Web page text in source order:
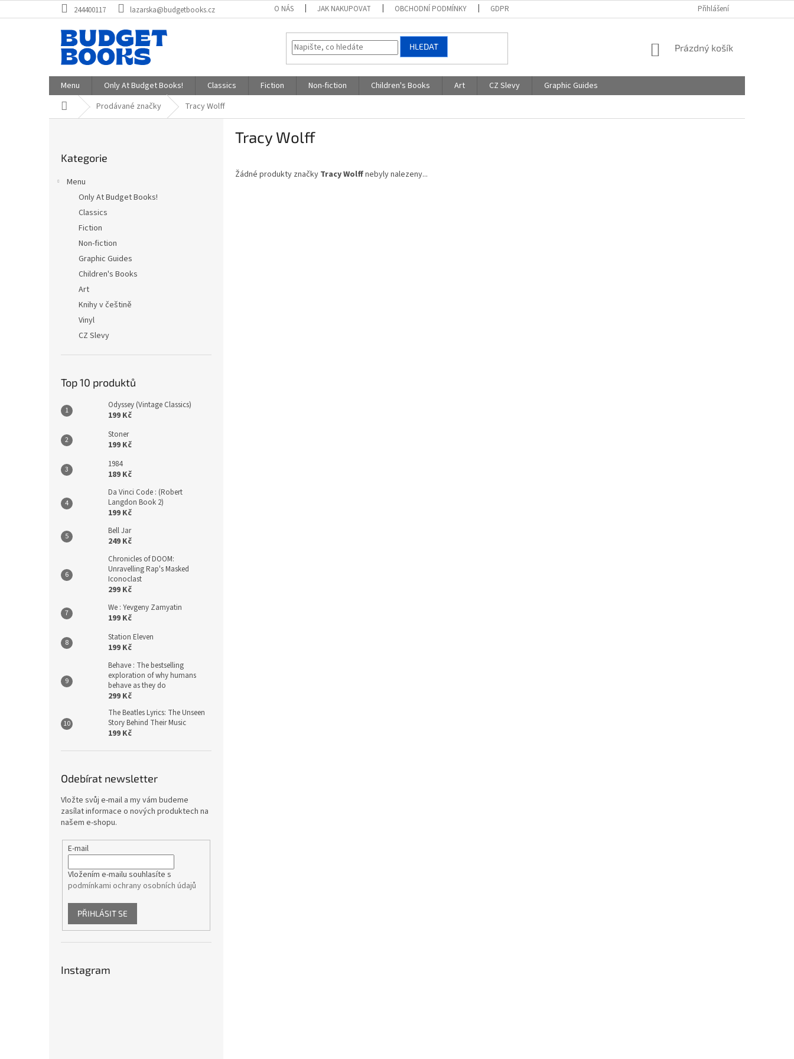
na
244400117 lazarska@budgetbooks.cz O NÁS JAK NAKUPOVAT OBCHODNÍ PODMÍNKY GDPR Přihlášení
HLEDAT
NÁKUPNÍ
Prázdný košík
Menu Only At Budget Books! Classics Fiction Non-fiction Children's Books Art CZ Slevy
Graphic Guides
Domů Prodávané značky Tracy Wolff
kategorie
Kategorie
Menu
Only At Budget Books!
Classics
Fiction
Non-fiction
Graphic Guides
Children's Books
Art
Knihy v češtině
Vinyl
CZ Slevy
Top 10 produktů
Odyssey (Vintage Classics)
199 Kč
Stoner
199 Kč
1984
189 Kč
Da Vinci Code : (Robert
Langdon Book 2)
199 Kč
Bell Jar
249 Kč
Chronicles of DOOM:
Unravelling Rap's Masked
Iconoclast
299 Kč
We : Yevgeny Zamyatin
199 Kč
Station Eleven
199 Kč
Behave : The bestselling
exploration of why humans
behave as they do
299 Kč
The Beatles Lyrics: The Unseen
Story Behind Their Music
199 Kč
Odebírat newsletter
Vložte svůj e-mail a my vám budeme
zasílat informace o nových produktech na
našem e-shopu.
E-mail
Vložením e-mailu souhlasíte s
podmínkami ochrany osobních údajů
PŘIHLÁSIT SE
Instagram
Tracy Wolff
Žádné produkty značky Tracy Wolffnebyly nalezeny...